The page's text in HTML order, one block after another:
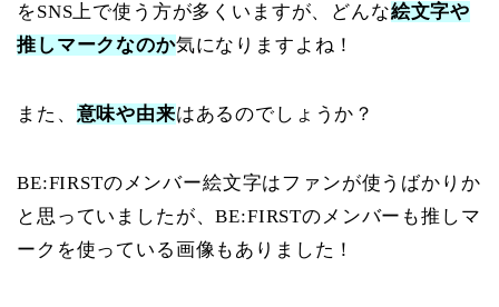
をSNS上で使う方が多くいますが、どんな絵文字や
推しマークなのか気になりますよね！
また、 意味や由来はあるのでしょうか？
BE:FIRSTのメンバー絵文字はファンが使うばかりか
と思っていましたが、BE:FIRSTのメンバーも推しマ
ークを使っている画像もありました！